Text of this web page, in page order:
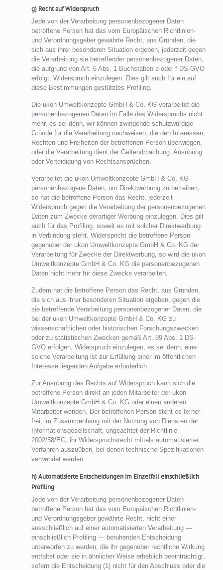
g) Recht auf Widerspruch
Jede von der Verarbeitung personenbezogener Daten
betroffene Person hat das vom Europäischen Richtlinien-
und Verordnungsgeber gewährte Recht, aus Gründen, die
sich aus ihrer besonderen Situation ergeben, jederzeit gegen
die Verarbeitung sie betreffender personenbezogener Daten,
die aufgrund von Art. 6 Abs. 1 Buchstaben e oder f DS-GVO
erfolgt, Widerspruch einzulegen. Dies gilt auch für ein auf
diese Bestimmungen gestütztes Profiling.
Die ukon Umweltkonzepte GmbH & Co. KG verarbeitet die
personenbezogenen Daten im Falle des Widerspruchs nicht
mehr, es sei denn, wir können zwingende schutzwürdige
Gründe für die Verarbeitung nachweisen, die den Interessen,
Rechten und Freiheiten der betroffenen Person überwiegen,
oder die Verarbeitung dient der Geltendmachung, Ausübung
oder Verteidigung von Rechtsansprüchen.
Verarbeitet die ukon Umweltkonzepte GmbH & Co. KG
personenbezogene Daten, um Direktwerbung zu betreiben,
so hat die betroffene Person das Recht, jederzeit
Widerspruch gegen die Verarbeitung der personenbezogenen
Daten zum Zwecke derartiger Werbung einzulegen. Dies gilt
auch für das Profiling, soweit es mit solcher Direktwerbung
in Verbindung steht. Widerspricht die betroffene Person
gegenüber der ukon Umweltkonzepte GmbH & Co. KG der
Verarbeitung für Zwecke der Direktwerbung, so wird die ukon
Umweltkonzepte GmbH & Co. KG die personenbezogenen
Daten nicht mehr für diese Zwecke verarbeiten.
Zudem hat die betroffene Person das Recht, aus Gründen,
die sich aus ihrer besonderen Situation ergeben, gegen die
sie betreffende Verarbeitung personenbezogener Daten, die
bei der ukon Umweltkonzepte GmbH & Co. KG zu
wissenschaftlichen oder historischen Forschungszwecken
oder zu statistischen Zwecken gemäß Art. 89 Abs. 1 DS-
GVO erfolgen, Widerspruch einzulegen, es sei denn, eine
solche Verarbeitung ist zur Erfüllung einer im öffentlichen
Interesse liegenden Aufgabe erforderlich.
Zur Ausübung des Rechts auf Widerspruch kann sich die
betroffene Person direkt an jeden Mitarbeiter der ukon
Umweltkonzepte GmbH & Co. KG oder einen anderen
Mitarbeiter wenden. Der betroffenen Person steht es ferner
frei, im Zusammenhang mit der Nutzung von Diensten der
Informationsgesellschaft, ungeachtet der Richtlinie
2002/58/EG, ihr Widerspruchsrecht mittels automatisierter
Verfahren auszuüben, bei denen technische Spezifikationen
verwendet werden.
h) Automatisierte Entscheidungen im Einzelfall einschließlich
Profiling
Jede von der Verarbeitung personenbezogener Daten
betroffene Person hat das vom Europäischen Richtlinien-
und Verordnungsgeber gewährte Recht, nicht einer
ausschließlich auf einer automatisierten Verarbeitung —
einschließlich Profiling — beruhenden Entscheidung
unterworfen zu werden, die ihr gegenüber rechtliche Wirkung
entfaltet oder sie in ähnlicher Weise erheblich beeinträchtigt,
sofern die Entscheidung (1) nicht für den Abschluss oder die